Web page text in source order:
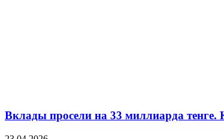
Вклады просели на 33 миллиарда тенге.